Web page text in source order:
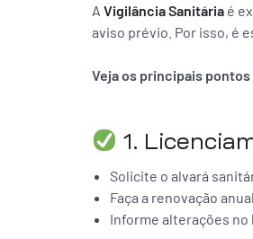
A Vigilância Sanitária é
aviso prévio. Por isso, é
Veja os principais
1.
Solicite o alvará
Faça a renovação
Informe alterações no